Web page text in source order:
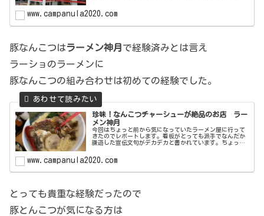
に突撃します。基本データ店名：...
www.campanula2020.com
豚なんこつはラーメン神月 で経験済みとは言え
ラーショのラーメンに
豚なんこつの組み合わせは初めての経験でした。
珍味！なんこつチャーシューが絶品のお店 ラー
メン神月
今回はちょっと前から気になっていたラーメン屋に行って
きたのでレポートします。看板がとっても派手でなんだか
謙遜した宣伝文句がデカデカと書かれています。ちょっと
www.campanula2020.com
とっても貴重な経験だったので
豚とんこつが気になる方は